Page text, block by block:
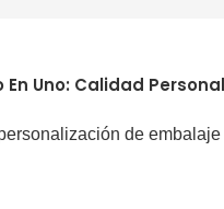
Uno: Calidad
de